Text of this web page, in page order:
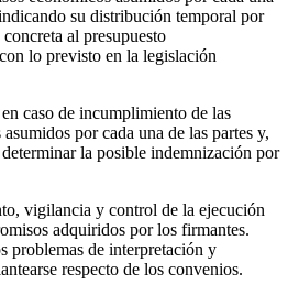
su distribución temporal por
al presupuesto
lo previsto en la legislación
caso de incumplimiento de las
por cada una de las partes y,
la posible indemnización por
vigilancia y control de la ejecución
adquiridos por los firmantes.
problemas de interpretación y
respecto de los convenios.